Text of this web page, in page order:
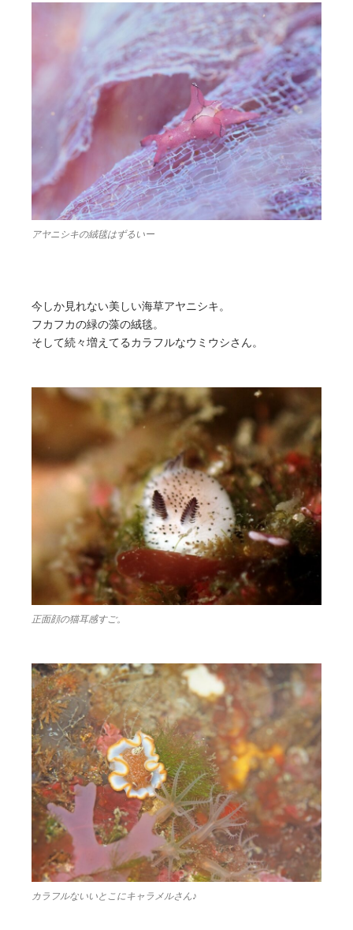
アヤニシキの絨毯はずるいー
今しか見れない美しい海草アヤニシキ。
フカフカの緑の藻の絨毯。
そして続々増えてるカラフルなウミウシさん。
正面顔の猫耳感すご。
カラフルないいとこにキャラメルさん♪